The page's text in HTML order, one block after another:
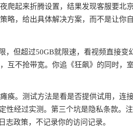
起来折腾设置，结果发现客服要北
略，给出具体解决方案，而不是让你自
但超过50GB就限速，看视频直接变
不抢带宽。你追《狂飙》的同时，
痪。测试方法是看是否提供试用，连
性经过实测。第三个坑是隐私条款。
政策，不记录你的访问记录。